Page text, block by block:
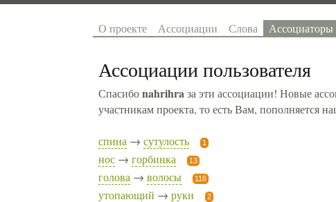
О проекте Ассоциации Слова Ассоциаторы
Ассоциации пользователя
Спасибоnahrihraза эти ассоциации! Новые
участникам проекта, то есть Вам, пополняется
спина →сутулость
1
нос →горбинка
13
голова →волосы
116
утопающий →руки
2